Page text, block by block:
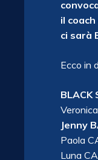
il
ci sarà
Ecco in
BLACK
Jenny
Paola
Luna